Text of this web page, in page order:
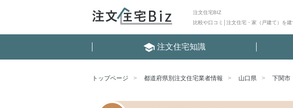
注文住宅BIZ
比較や口コミ│注文住宅・家（戸建て）を
school 注文住宅知識
トップページ 都道府県別注文住宅業者情報 山口県 下関市